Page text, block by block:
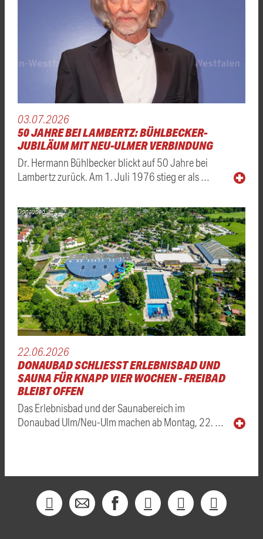
03.07.2026
50 JAHRE BEI LAMBERTZ: BÜHLBECKER-
JUBILÄUM MIT NEU-ULMER VERBINDUNG
Dr. Hermann Bühlbecker blickt auf 50 Jahre bei
Lambertz zurück. Am 1. Juli 1976 stieg er als …
Donaubad
22.06.2026
DONAUBAD SCHLIESST ERLEBNISBAD UND S
AUNA FÜR KNAPP VIER WOCHEN - FREIBAD B
LEIBT OFFEN
Das Erlebnisbad und der Saunabereich im
Donaubad Ulm/Neu-Ulm machen ab Montag, 22. …